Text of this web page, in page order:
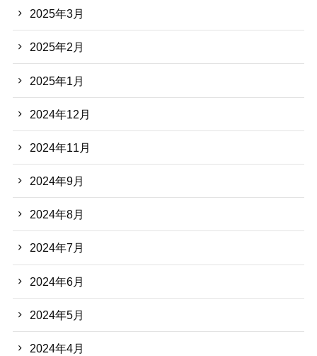
2025年3月
2025年2月
2025年1月
2024年12月
2024年11月
2024年9月
2024年8月
2024年7月
2024年6月
2024年5月
2024年4月